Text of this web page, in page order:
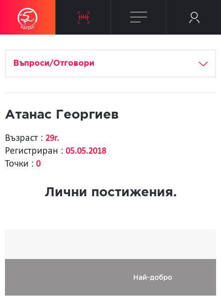
Въпроси/Отговори
Атанас Георгиев
Възраст : 29г.
Регистриран : 05.05.2018
Точки : 0
Лични постижения.
Най-добро